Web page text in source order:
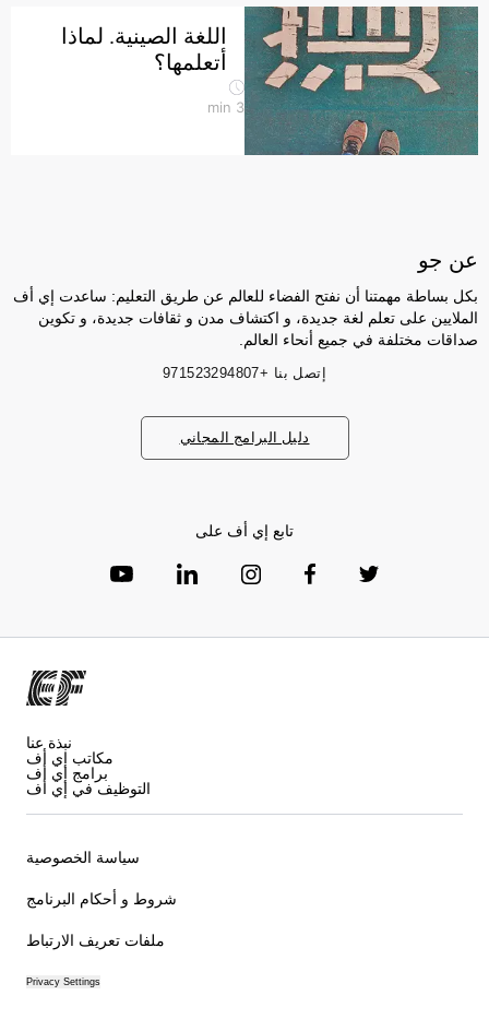
اللغة الصينية. لماذا
أتعلمها؟
3
min
عن جو
بكل بساطة مهمتنا أن نفتح الفضاء للعالم عن طريق التعليم: ساعدت إي أف
الملايين على تعلم لغة جديدة، و اكتشاف مدن و ثقافات جديدة، و تكوين
صداقات مختلفة في جميع أنحاء العالم.
إتصل بنا +971523294807
دليل البرامج المجاني
تابع إي أف على
نبذة عنا
مكاتب إي أف
برامج إي أف
التوظيف في إي أف
سياسة الخصوصية
شروط و أحكام البرنامج
ملفات تعريف الارتباط
Privacy Settings